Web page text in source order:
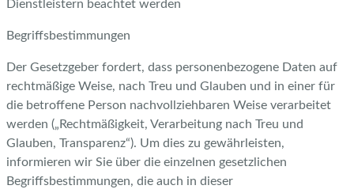
Dienstleistern beachtet werden
Begriffsbestimmungen
Der Gesetzgeber fordert, dass personenbezogene Daten auf
rechtmäßige Weise, nach Treu und Glauben und in einer für
die betroffene Person nachvollziehbaren Weise verarbeitet
werden („Rechtmäßigkeit, Verarbeitung nach Treu und
Glauben, Transparenz“). Um dies zu gewährleisten,
informieren wir Sie über die einzelnen gesetzlichen
Begriffsbestimmungen, die auch in dieser